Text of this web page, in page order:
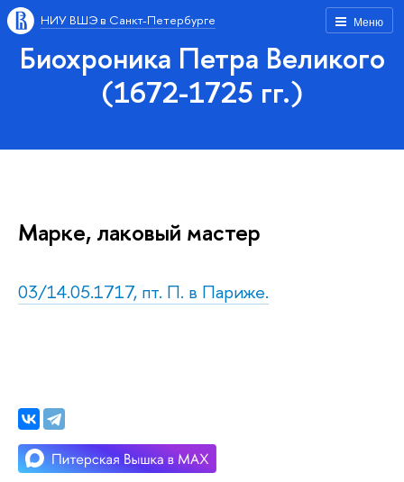
Меню
НИУ ВШЭ в Санкт-Петербурге
Биохроника Петра Великого
(1672-1725 гг.)
Марке, лаковый мастер
03/14.05.1717, пт. П. в Париже.